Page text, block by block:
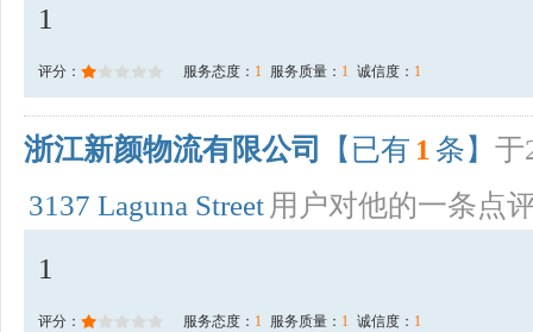
1
评分： 服务态度： 1 服务质量： 1 诚信度： 1
浙江新颜物流有限公司 【已有 1 条】 于
3137 Laguna Street 用户对他的一条点
1
评分： 服务态度： 1 服务质量： 1 诚信度： 1